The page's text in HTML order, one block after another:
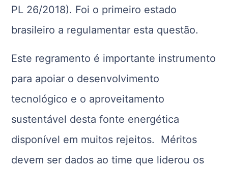
PL 26/2018). Foi o primeiro estado
brasileiro a regulamentar esta questão.
Este regramento é importante instrumento
para apoiar o desenvolvimento
tecnológico e o aproveitamento
sustentável desta fonte energética
disponível em muitos rejeitos. Méritos
devem ser dados ao time que liderou os